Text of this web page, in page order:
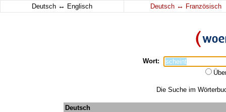
Deutsch ↔ Englisch Deutsch ↔ Französisch
Wort:
Die Suche im
Deutsch